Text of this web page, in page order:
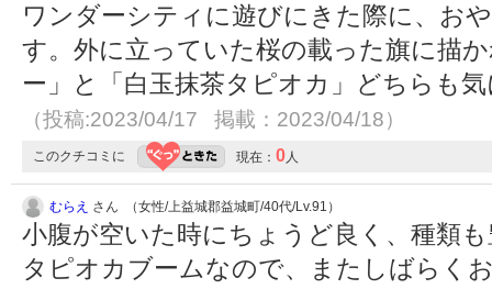
ワンダーシティに遊びにきた際に、お
す。外に立っていた桜の載った旗に描
ー」と「白玉抹茶タピオカ」どちらも
（投稿:2023/04/17 掲載：2023/04/18）
このクチコミに 現在： 0人
むらえ さん （女性/上益城郡益城町/40代/Lv.91）
小腹が空いた時にちょうど良く、種類
タピオカブームなので、またしばらく